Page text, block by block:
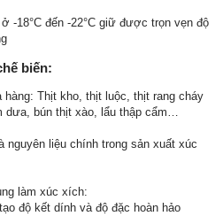
-18°C đến -22°C giữ được trọn vẹn độ
biến:
Thịt kho, thịt luộc, thịt rang cháy
dưa, bún thịt xào, lẩu thập cẩm…
nguyên liệu chính trong sản xuất xúc
làm xúc xích:
độ kết dính và độ đặc hoàn hảo